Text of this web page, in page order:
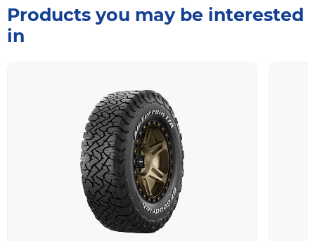
Products you may be interested
in